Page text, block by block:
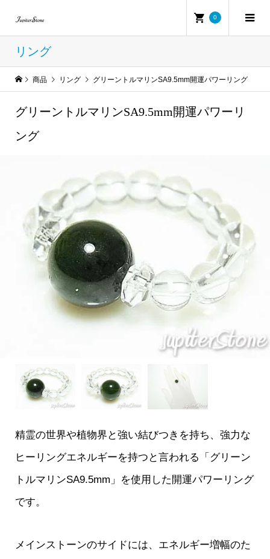
0
リング
商品 リング グリーントルマリンSA9.5mm開運パワーリング
グリーントルマリンSA9.5mm開運パワーリ
ング
精霊の世界や植物界と強い結びつきを持ち、強力な
ヒーリングエネルギーを持つと言われる「グリーン
トルマリンSA9.5mm」を使用した開運パワーリング
です。
メインストーンのサイドには、エネルギー増幅のた